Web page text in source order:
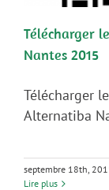
Télécharger
Nantes 2015
Télécharger
Alternatiba
septembre 18th,
Lire plus